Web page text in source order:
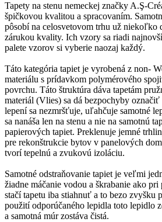
Tapety na stenu nemeckej značky A.Ş-
špičkovou kvalitou a spracovaním.
pôsobí na celosvetovom trhu už niekoľko
zárukou kvality. Ich vzory sa riadi
palete vzorov si vyberie naozaj každý.
Táto kategória tapiet je vyrobená z non-
materiálu s prídavkom polymérového
povrchu. Táto štruktúra dáva tapetám
materiál (Vlies) sa dá bezpochyby
lepení sa nezmršťuje, uľahčuje samotné
sa nanáša len na stenu a nie na samotnú
papierových tapiet. Preklenuje jemné
pre rekonštrukcie bytov v panelových
tvorí tepelnú a zvukovú izoláciu.
Samotné odstraňovanie tapiet je veľmi
žiadne máčanie vodou a škrabanie ako
stačí tapetu iba stiahnuť a to bezo zvyšku
použití odporúčaného lepidla toto lepidlo
a samotná múr zostáva čistá.